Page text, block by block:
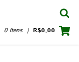
0 Itens | R$0,00